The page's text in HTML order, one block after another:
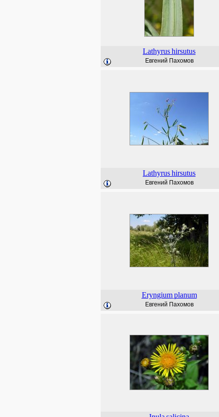
Lathyrushirsutus
Евгений Пахомов
Lathyrushirsutus
Евгений Пахомов
Eryngium planum
Евгений Пахомов